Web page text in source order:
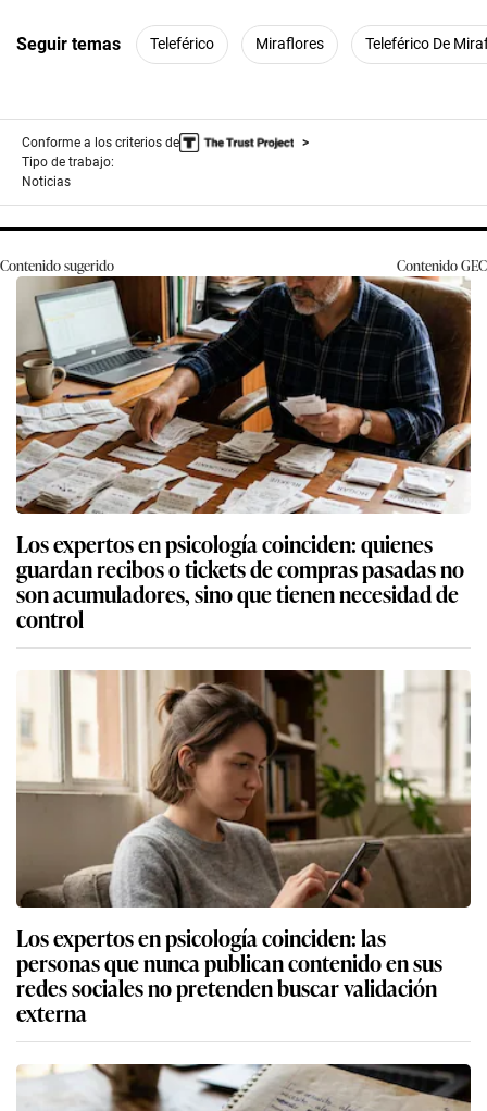
Seguir temas Teleférico Miraflores Teleférico De
Conforme a los criterios de
Tipo de trabajo:
Noticias
Contenido sugerido ContenidoGEC
Los expertos en psicología coinciden: quienes
guardan recibos o tickets de compras pasadas no
son acumuladores, sino que tienen necesidad de
control
Los expertos en psicología coinciden: las
personas que nunca publican contenido en sus
redes sociales no pretenden buscar validación
externa